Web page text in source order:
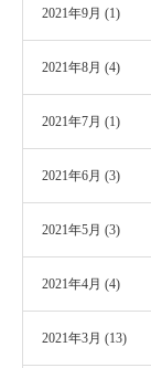
2021年9月 (1)
2021年8月 (4)
2021年7月 (1)
2021年6月 (3)
2021年5月 (3)
2021年4月 (4)
2021年3月 (13)